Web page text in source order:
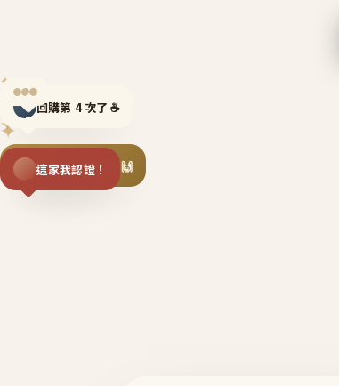
✦
✦
✦
回購第 4 次了 ☕
揪同事一起團購 🙌
這家我認證！